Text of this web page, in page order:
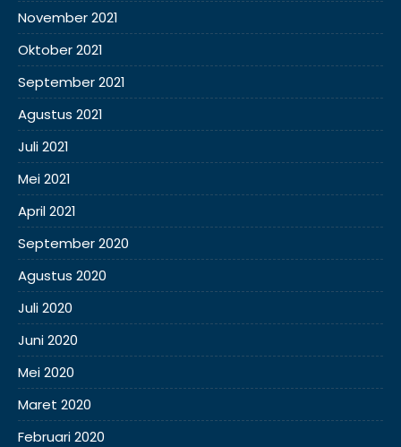
November 2021
Oktober 2021
September 2021
Agustus 2021
Juli 2021
Mei 2021
April 2021
September 2020
Agustus 2020
Juli 2020
Juni 2020
Mei 2020
Maret 2020
Februari 2020